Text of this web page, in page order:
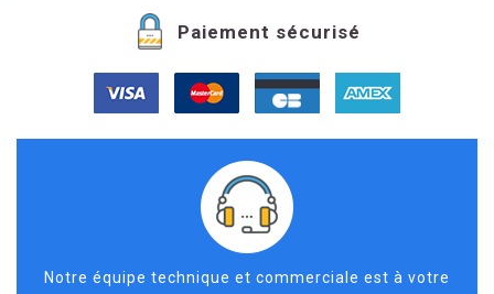
Paiement sécurisé
Notre équipe technique et commerciale est à votre